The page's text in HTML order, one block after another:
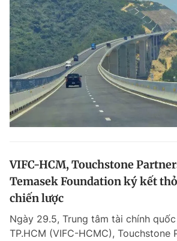
VIFC-HCM, Touchstone
Temasek Foundation ký kết
chiến lược
Ngày 29.5, Trung tâm tài chính
TP.HCM (VIFC-HCMC), Touchstone